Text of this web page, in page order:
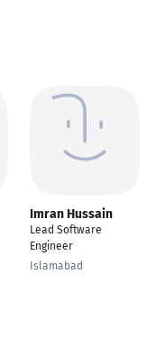
Imran Hussain
Lead Software
Engineer
Islamabad